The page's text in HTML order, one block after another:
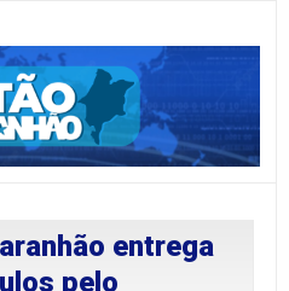
entrega
pelo